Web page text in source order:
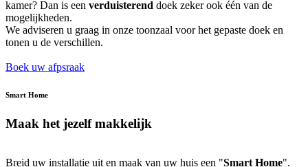
kamer? Dan is een verduisterend doek zeker ook één van de
mogelijkheden.
We adviseren u graag in onze toonzaal voor het gepaste doek en
tonen u de verschillen.
Boek uw afpsraak
Smart Home
Maak het jezelf makkelijk
Breid uw installatie uit en maak van uw huis een "Smart Home".